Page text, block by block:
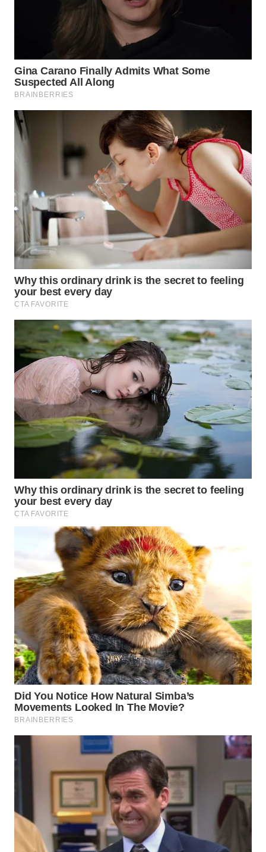
SIMALUNGUN
LABUHANBATU
WN
TAPANULI
WN
TEBING
TINGGI
WN
PAKPAK
WN
WN
BEKASI
WN
BOGOR
WN
DEPOK
TAPANULI
UTARA
SAMOSIR
WN
PADANG
LAWAS
WN
SUMEDANG
WN
CIANJUR
WN
KEPULAUAN
WN
BINJAI